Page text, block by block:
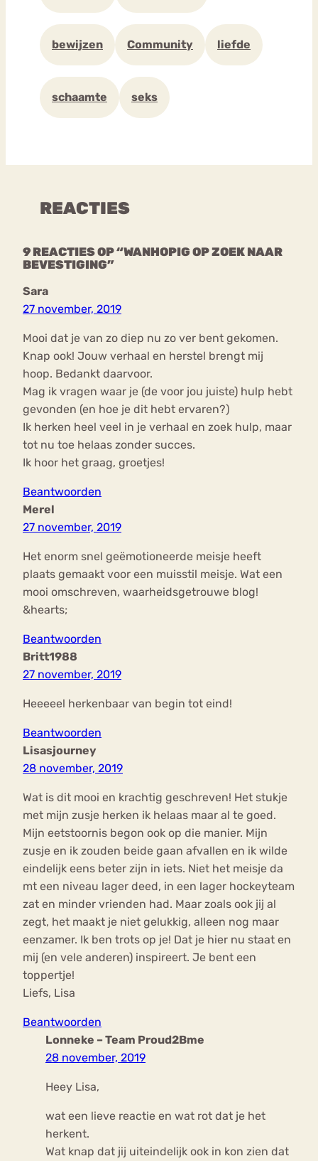
bewijzen Community liefde
schaamte seks
REACTIES
9 REACTIES OP “WANHOPIG OP ZOEK NAAR
BEVESTIGING”
Sara
27 november, 2019
Mooi dat je van zo diep nu zo ver bent gekomen.
Knap ook! Jouw verhaal en herstel brengt mij
hoop. Bedankt daarvoor.
Mag ik vragen waar je (de voor jou juiste) hulp hebt
gevonden (en hoe je dit hebt ervaren?)
Ik herken heel veel in je verhaal en zoek hulp, maar
tot nu toe helaas zonder succes.
Ik hoor het graag, groetjes!
Beantwoorden
Merel
27 november, 2019
Het enorm snel geëmotioneerde meisje heeft
plaats gemaakt voor een muisstil meisje. Wat een
mooi omschreven, waarheidsgetrouwe blog!
&hearts;
Beantwoorden
Britt1988
27 november, 2019
Heeeeel herkenbaar van begin tot eind!
Beantwoorden
Lisasjourney
28 november, 2019
Wat is dit mooi en krachtig geschreven! Het stukje
met mijn zusje herken ik helaas maar al te goed.
Mijn eetstoornis begon ook op die manier. Mijn
zusje en ik zouden beide gaan afvallen en ik wilde
eindelijk eens beter zijn in iets. Niet het meisje da
mt een niveau lager deed, in een lager hockeyteam
zat en minder vrienden had. Maar zoals ook jij al
zegt, het maakt je niet gelukkig, alleen nog maar
eenzamer. Ik ben trots op je! Dat je hier nu staat en
mij (en vele anderen) inspireert. Je bent een
toppertje!
Liefs, Lisa
Beantwoorden
Lonneke – Team Proud2Bme
28 november, 2019
Heey Lisa,
wat een lieve reactie en wat rot dat je het
herkent.
Wat knap dat jij uiteindelijk ook in kon zien dat